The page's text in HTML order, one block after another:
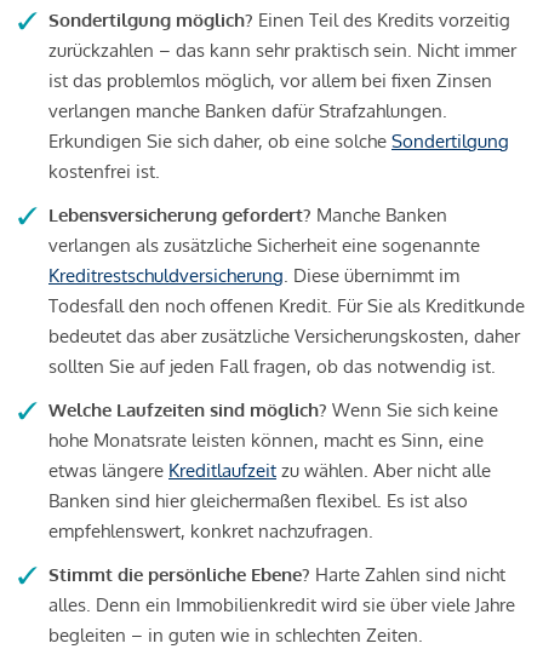
Sondertilgung möglich? Einen Teil des Kredits vorzeitig
zurückzahlen – das kann sehr praktisch sein. Nicht immer
ist das problemlos möglich, vor allem bei fixen Zinsen
verlangen manche Banken dafür Strafzahlungen.
Erkundigen Sie sich daher, ob eine solche Sondertilgung
kostenfrei ist.
Lebensversicherung gefordert? Manche Banken
verlangen als zusätzliche Sicherheit eine sogenannte
Kreditrestschuldversicherung. Diese übernimmt im
Todesfall den noch offenen Kredit. Für Sie als Kreditkunde
bedeutet das aber zusätzliche Versicherungskosten, daher
sollten Sie auf jeden Fall fragen, ob das notwendig ist.
Welche Laufzeiten sind möglich? Wenn Sie sich keine
hohe Monatsrate leisten können, macht es Sinn, eine
etwas längere Kreditlaufzeit zu wählen. Aber nicht alle
Banken sind hier gleichermaßen flexibel. Es ist also
empfehlenswert, konkret nachzufragen.
Stimmt die persönliche Ebene? Harte Zahlen sind nicht
alles. Denn ein Immobilienkredit wird sie über viele Jahre
begleiten – in guten wie in schlechten Zeiten.